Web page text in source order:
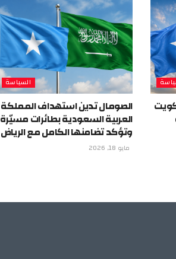
السياسة
الصومال تدين استهداف المملكة
العربية السعودية بطائرات مسيّرة
وتؤكد تضامنها الكامل مع الرياض
مايو 18, 2026